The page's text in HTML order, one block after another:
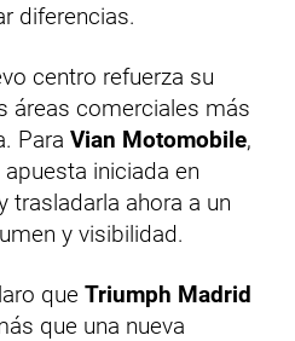
diferencias.
centro refuerza su
áreas comerciales más
Para Vian Motomobile,
iniciada en
trasladarla ahora a un
y visibilidad.
que Triumph Madrid
que una nueva